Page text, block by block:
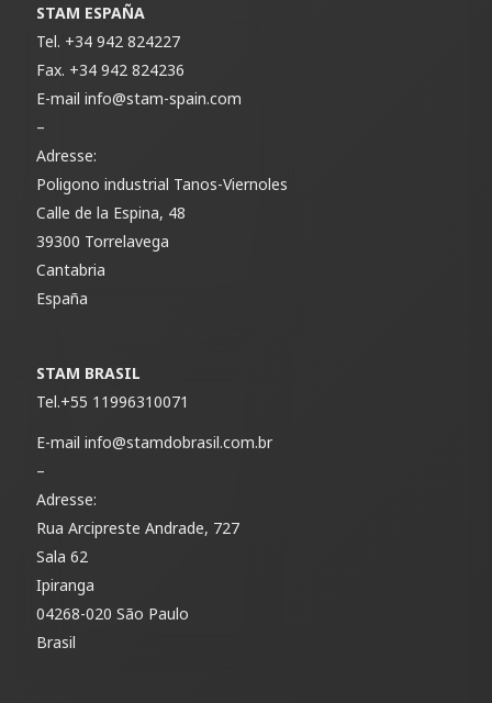
STAM ESPAÑA
Tel. +34 942 824227
Fax. +34 942 824236
E-mail info@stam-spain.com
–
Adresse:
Poligono industrial Tanos-Viernoles
Calle de la Espina, 48
39300 Torrelavega
Cantabria
España
STAM BRASIL
Tel.+55 11996310071
E-mail info@stamdobrasil.com.br
–
Adresse:
Rua Arcipreste Andrade, 727
Sala 62
Ipiranga
04268-020 São Paulo
Brasil